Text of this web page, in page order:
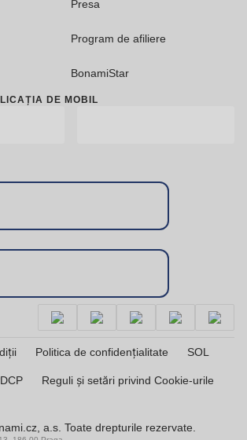
Presa
Program de afiliere
BonamiStar
DE MOBIL
Politica de confidențialitate SOL
Reguli și setări privind Cookie-urile
a.s. Toate drepturile rezervate.